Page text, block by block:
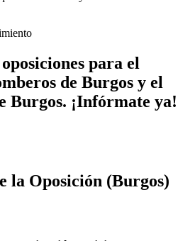
para el
de Burgos y el
Burgos. ¡Infórmate ya!
la Oposición (Burgos)